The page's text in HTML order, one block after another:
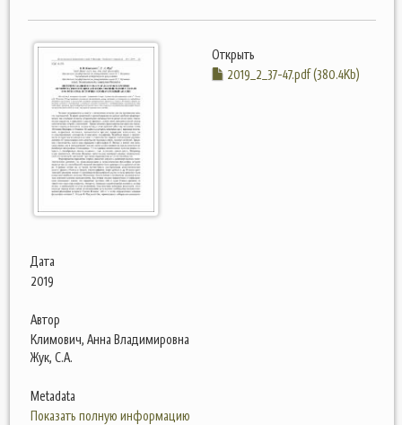
Открыть
2019_2_37-47.pdf (380.4Kb)
Дата
2019
Автор
Климович, Анна Владимировна
Жук, С.А.
Metadata
Показать полную информацию